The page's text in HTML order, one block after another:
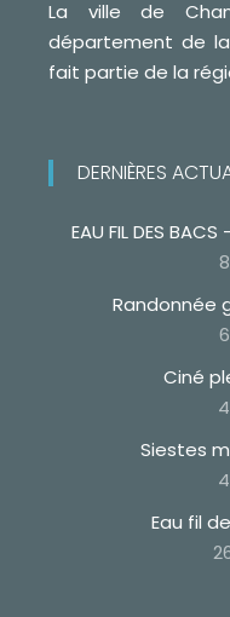
La ville de
département de
fait partie de la
DERNIÈRES
EAU FIL DES
Randonnée
Ciné
Siestes
Eau fil